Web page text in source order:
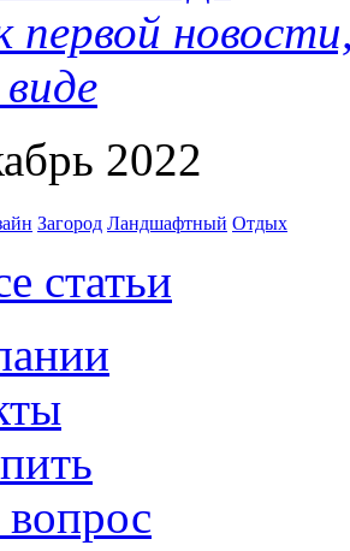
первой
2022
Загород Ландшафтный Отдых
статьи
вопрос